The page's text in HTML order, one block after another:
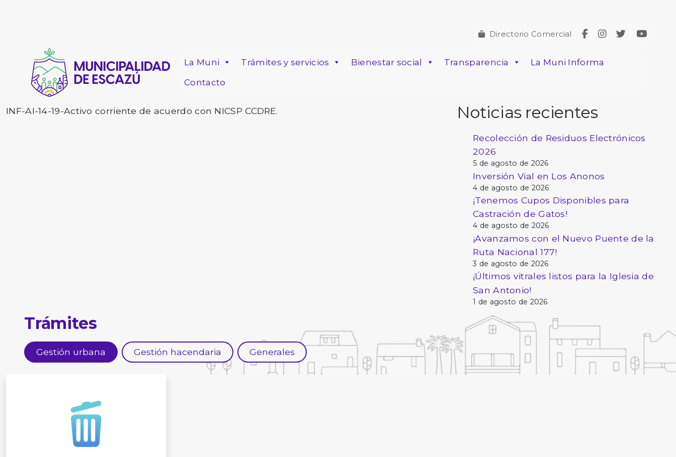
Directorio Comercial
La Muni Trámites y servicios Bienestar social Transparencia
La Muni Informa
Contacto
INF-AI-14-19-Activo corriente de acuerdo con NICSP CCDRE. Noticias recientes
Recolección de Residuos Electrónicos
2026
5 de agosto de 2026
Inversión Vial en Los Anonos
4 de agosto de 2026
¡Tenemos Cupos Disponibles para
Castración de Gatos!
4 de agosto de 2026
¡Avanzamos con el Nuevo Puente de la
Ruta Nacional 177!
3 de agosto de 2026
¡Últimos vitrales listos para la Iglesia de
San Antonio!
1 de agosto de 2026
Trámites
Gestión urbana Gestión hacendaria Generales